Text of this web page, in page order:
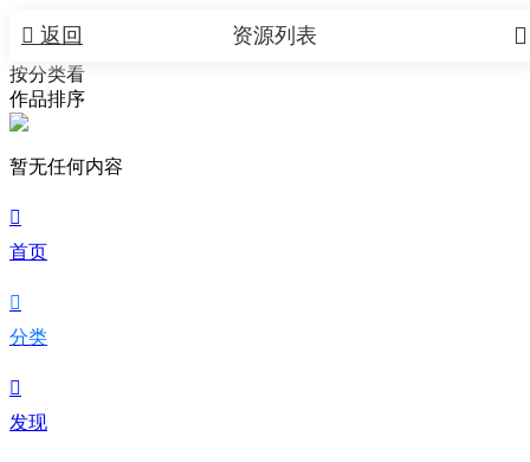
 返回 
资源列表
按分类看
作品排序
暂无任何内容

首页

分类

发现